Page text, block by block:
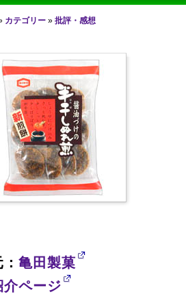
カテゴリー » 批評・感想
亀田製菓
介ページ